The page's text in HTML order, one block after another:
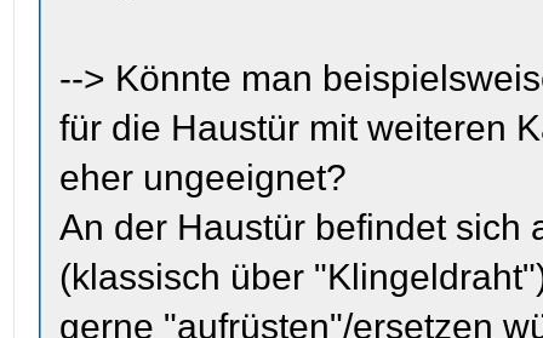
--> Könnte man
für die Haustür mit weiteren
eher ungeeignet?
An der Haustür befindet sich
(klassisch über
gerne "aufrüsten"/ersetzen